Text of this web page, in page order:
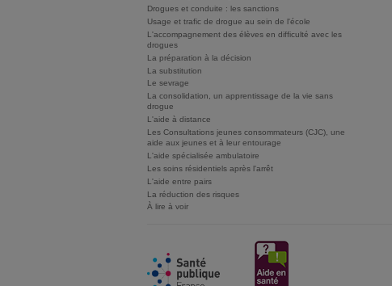
Drogues et conduite : les sanctions
Usage et trafic de drogue au sein de l'école
L'accompagnement des élèves en difficulté avec les
drogues
La préparation à la décision
La substitution
Le sevrage
La consolidation, un apprentissage de la vie sans
drogue
L'aide à distance
Les Consultations jeunes consommateurs (CJC), une
aide aux jeunes et à leur entourage
L'aide spécialisée ambulatoire
Les soins résidentiels après l'arrêt
L'aide entre pairs
La réduction des risques
À lire à voir